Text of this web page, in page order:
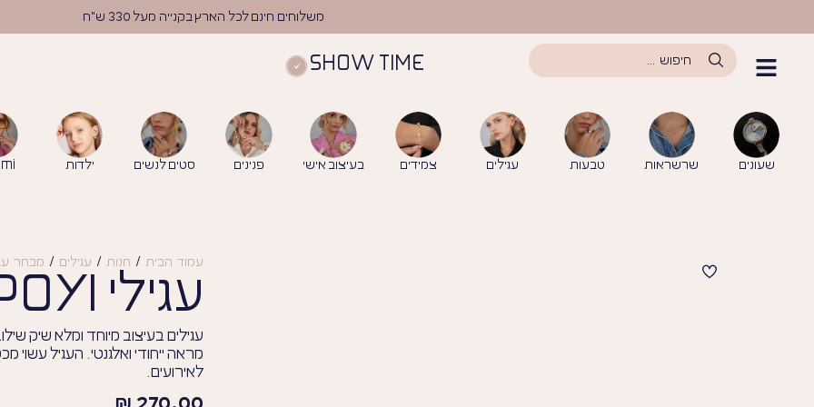
משלוחים חינם לכל הארץ בקנייה מעל 330 ש"ח
SHOW TIME
שעונים שרשראות טבעות עגילים צמידים בעיצוב אישי פנינים סטים לנשים ילדות
עמוד הבית / חנות / עגילים / מבחר
עגילי POYI
עגילים בעיצוב מיוחד ומלא שיק
לאירועים.